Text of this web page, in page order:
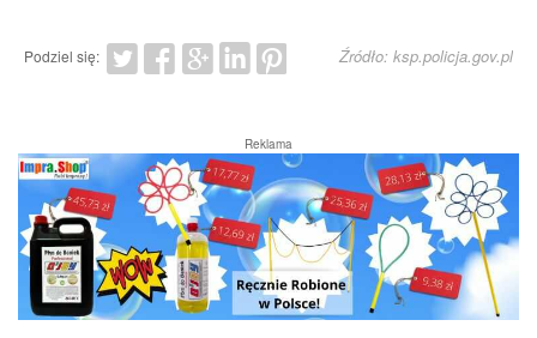
Podziel się: Źródło: ksp.policja.gov.pl
Reklama